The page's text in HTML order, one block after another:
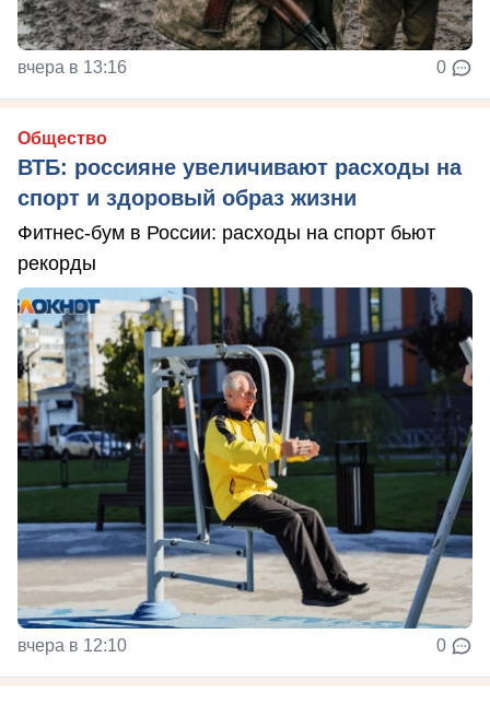
вчера в 13:16 0
Общество
ВТБ: россияне увеличивают расходы на
спорт и здоровый образ жизни
Фитнес-бум в России: расходы на спорт бьют
рекорды
вчера в 12:10 0